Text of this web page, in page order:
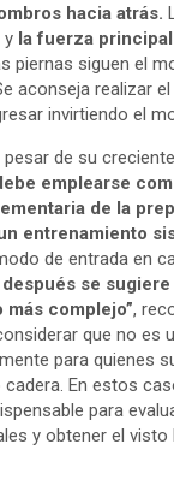
hacia atrás.
y la fuerza
piernas siguen el
aconseja realizar
invirtiendo el
de su
emplearse
de la
entrenamiento
de entrada en
después se
complejo”,
que no es
para quienes
En estos
para
y obtener el visto